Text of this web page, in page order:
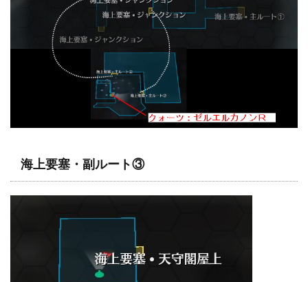
海上要塞・副ルート③